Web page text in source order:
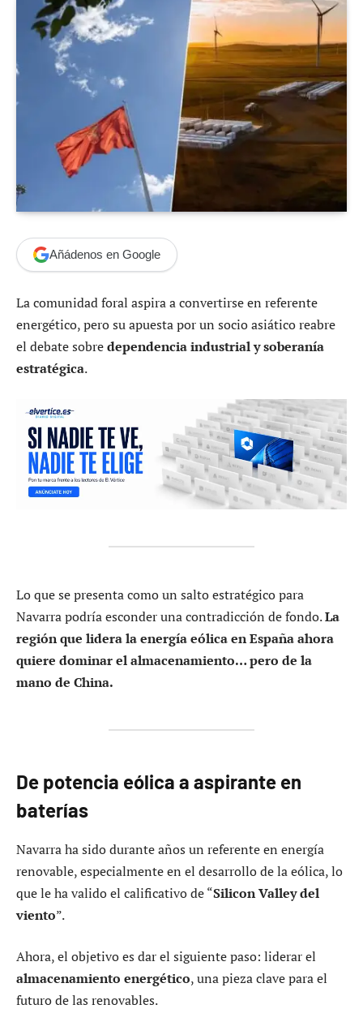
Añádenos en Google
La comunidad foral aspira a convertirse en referente
energético, pero su apuesta por un socio asiático reabre
el debate sobredependencia industrial y soberanía
estratégica.
Lo que se presenta como un salto estratégico para
Navarra podría esconder una contradicción de fondo.La
región que lidera la energía eólica en España ahora
quiere dominar el almacenamiento… pero de la
mano de China.
De potencia eólica a aspirante en
baterías
Navarra ha sido durante años un referente en energía
renovable, especialmente en el desarrollo de la eólica, lo
que le ha valido el calificativo de “Silicon Valley del
viento”.
Ahora, el objetivo es dar el siguiente paso: liderar el
almacenamiento energético, una pieza clave para el
futuro de las renovables.